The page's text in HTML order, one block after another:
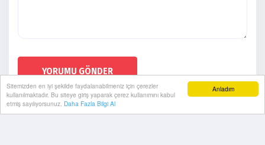
Anladım
Sitemizden en iyi şekilde faydalanabilmeniz için çerezler
kullanılmaktadır. Bu siteye giriş yaparak çerez kullanımını kabul
etmiş sayılıyorsunuz. Daha Fazla Bilgi Al
YORUMU GÖNDER